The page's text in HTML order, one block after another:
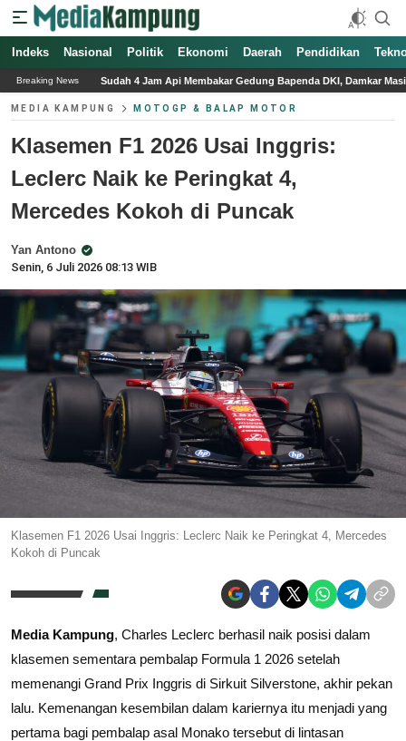
Indeks Nasional Politik Ekonomi Daerah Pendidikan
Breaking News
Api Membakar Gedung Bapenda DKI, Damkar Masih Berjibaku Padamkan
MEDIA KAMPUNG MOTOGP & BALAP MOTOR
Klasemen F1 2026 Usai Inggris:
Leclerc Naik ke Peringkat 4,
Mercedes Kokoh di Puncak
Yan Antono
Senin, 6 Juli 2026 08:13 WIB
Klasemen F1 2026 Usai Inggris: Leclerc Naik ke Peringkat 4, Mercedes
Kokoh di Puncak
Media Kampung, Charles Leclerc berhasil naik posisi dalam
klasemen sementara pembalap Formula 1 2026 setelah
memenangi Grand Prix Inggris di Sirkuit Silverstone, akhir pekan
lalu. Kemenangan kesembilan dalam kariernya itu menjadi yang
pertama bagi pembalap asal Monako tersebut di lintasan